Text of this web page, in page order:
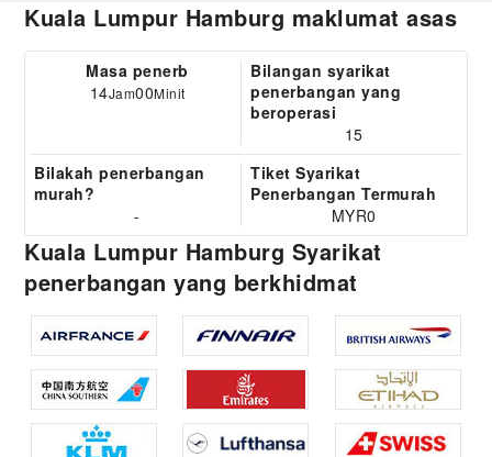
Kuala Lumpur Hamburg maklumat asas
Masa penerb
14Jam00Minit
Bilangan syarikat
penerbangan yang
beroperasi
15
Bilakah penerbangan
murah?
-
Tiket Syarikat
Penerbangan Termurah
MYR0
Kuala Lumpur Hamburg Syarikat
penerbangan yang berkhidmat